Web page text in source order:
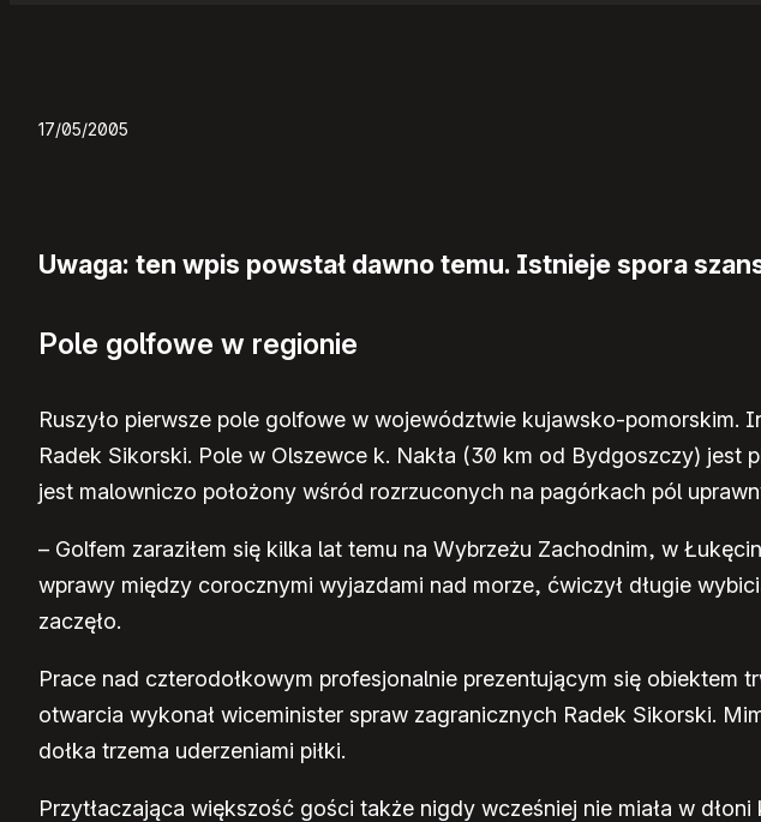
17/05/2005
Uwaga: ten wpis powstał dawno temu. Istnieje spora
Pole golfowe w regionie
Ruszyło pierwsze pole golfowe w województwie kujawsko-pomorskim.
Radek Sikorski. Pole w Olszewce k. Nakła (30 km od Bydgoszczy)
jest malowniczo położony wśród rozrzuconych na pagórkach pól
– Golfem zaraziłem się kilka lat temu na Wybrzeżu Zachodnim, w
wprawy między corocznymi wyjazdami nad morze, ćwiczył długie
zaczęło.
Prace nad czterodołkowym profesjonalnie prezentującym się obiektem
otwarcia wykonał wiceminister spraw zagranicznych Radek Sikorski.
dołka trzema uderzeniami piłki.
Przytłaczająca większość gości także nigdy wcześniej nie miała w